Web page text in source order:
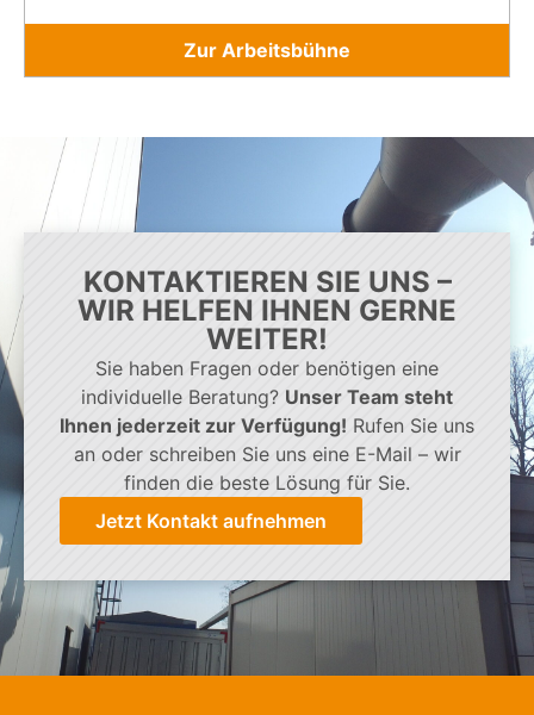
Zur Arbeitsbühne
KONTAKTIEREN SIE UNS –
WIR HELFEN IHNEN GERNE
WEITER!
Sie haben Fragen oder benötigen eine
individuelle Beratung? Unser Team steht
Ihnen jederzeit zur Verfügung! Rufen Sie uns
an oder schreiben Sie uns eine E-Mail – wir
finden die beste Lösung für Sie.
Jetzt Kontakt aufnehmen